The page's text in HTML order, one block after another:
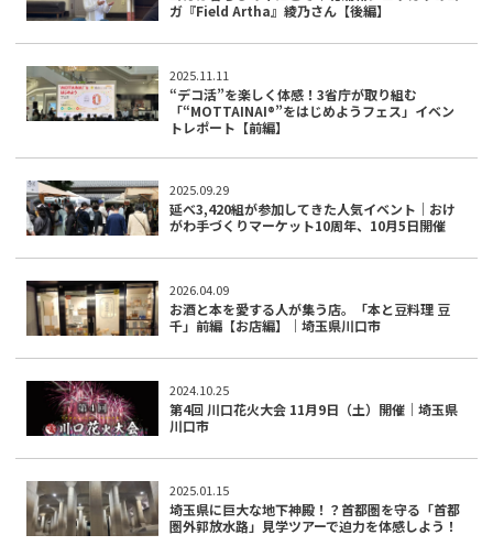
ガ『Field Artha』綾乃さん【後編】
2025.11.11
“デコ活”を楽しく体感！3省庁が取り組む
「“MOTTAINAI®”をはじめようフェス」イベン
トレポート【前編】
2025.09.29
延べ3,420組が参加してきた人気イベント｜おけ
がわ手づくりマーケット10周年、10月5日開催
2026.04.09
お酒と本を愛する人が集う店。「本と豆料理 豆
千」前編【お店編】｜埼玉県川口市
2024.10.25
第4回 川口花火大会 11月9日（土）開催｜埼玉県
川口市
2025.01.15
埼玉県に巨大な地下神殿！？首都圏を守る「首都
圏外郭放水路」見学ツアーで迫力を体感しよう！